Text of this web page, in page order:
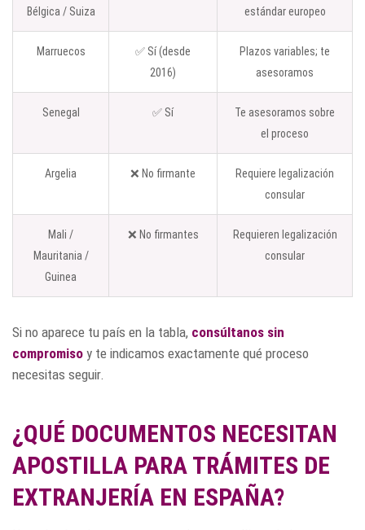
Bélgica / Suiza
estándar europeo
Marruecos
✅ Sí (desde
2016)
Plazos variables; te
asesoramos
Senegal ✅ Sí
Te asesoramos sobre
el proceso
Argelia ❌ No firmante
Requiere legalización
consular
Mali /
Mauritania /
Guinea
❌ No firmantes
Requieren legalización
consular
Si no aparece tu país en la tabla, consúltanos sin
compromiso y te indicamos exactamente qué proceso
necesitas seguir.
¿QUÉ DOCUMENTOS NECESITAN
APOSTILLA PARA TRÁMITES DE
EXTRANJERÍA EN ESPAÑA?